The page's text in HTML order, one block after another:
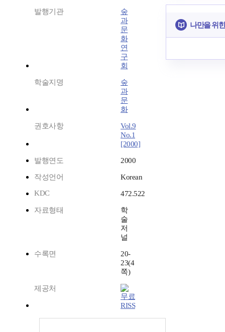
발행기관
숲
과
문
화
연
구
회
학술지명
숲
과
문
화
권호사항
Vol.9
No.1
[2000]
발행연도 2000
작성언어
Korean
KDC
472.522
자료형태
학
술
저
널
수록면
20-
23(4
쪽)
제공처
RISS
나만을 위